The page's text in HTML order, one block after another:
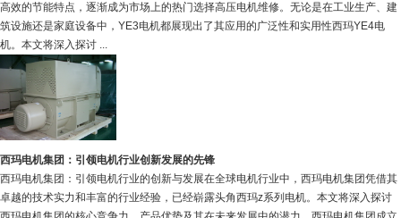
高效的节能特点，逐渐成为市场上的热门选择高压电机维修。无论是在工业生产、建
筑设施还是家庭设备中，YE3电机都展现出了其应用的广泛性和实用性西玛YE4电
机。本文将深入探讨 ...
西玛电机集团：引领电机行业创新发展的先锋
西玛电机集团：引领电机行业的创新与发展在全球电机行业中，西玛电机集团凭借其
卓越的技术实力和丰富的行业经验，已经崭露头角西玛z系列电机。本文将深入探讨